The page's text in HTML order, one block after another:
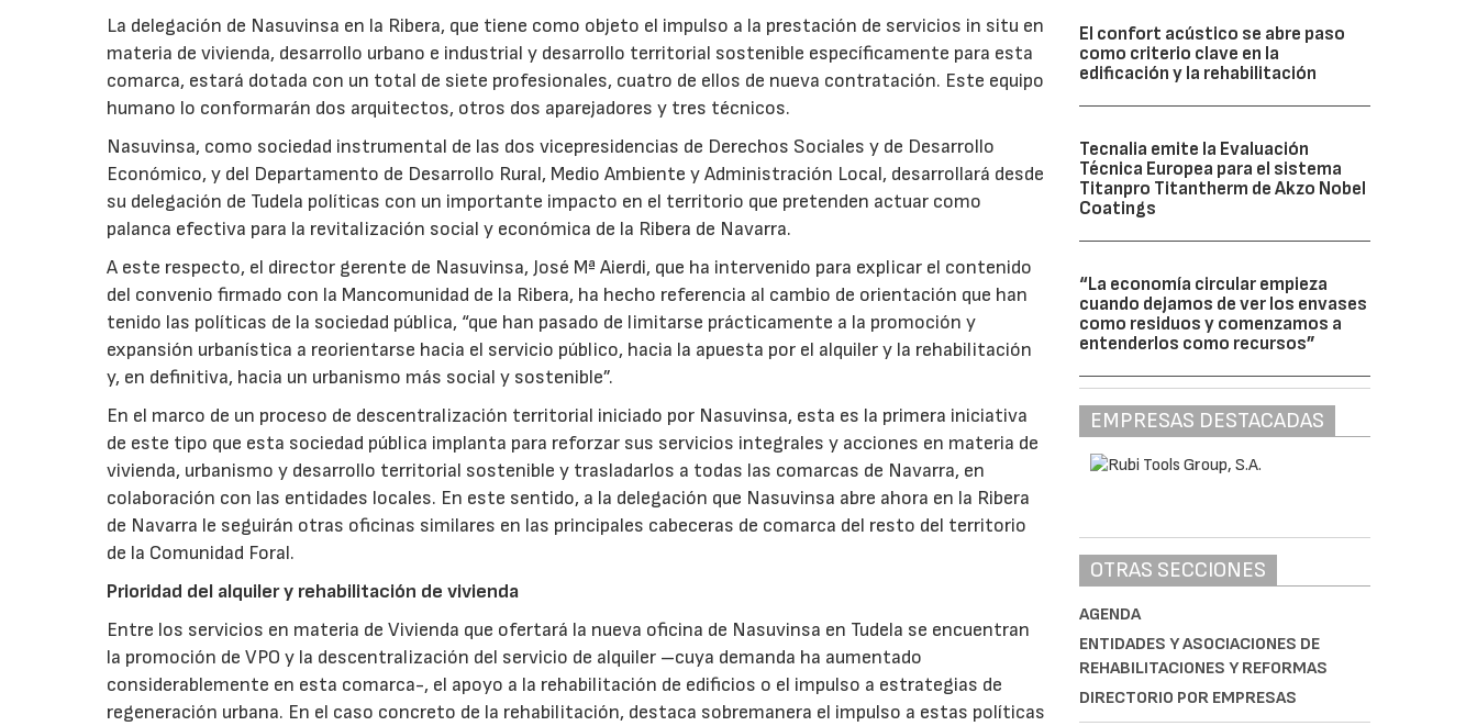
La delegación de Nasuvinsa en la Ribera, que tiene como objeto el impulso a la prestación de servicios in situ en
materia de vivienda, desarrollo urbano e industrial y desarrollo territorial sostenible específicamente para esta
comarca, estará dotada con un total de siete profesionales, cuatro de ellos de nueva contratación. Este equipo
humano lo conformarán dos arquitectos, otros dos aparejadores y tres técnicos.
Nasuvinsa, como sociedad instrumental de las dos vicepresidencias de Derechos Sociales y de Desarrollo
Económico, y del Departamento de Desarrollo Rural, Medio Ambiente y Administración Local, desarrollará desde
su delegación de Tudela políticas con un importante impacto en el territorio que pretenden actuar como
palanca efectiva para la revitalización social y económica de la Ribera de Navarra.
A este respecto, el director gerente de Nasuvinsa, José Mª Aierdi, que ha intervenido para explicar el contenido
del convenio firmado con la Mancomunidad de la Ribera, ha hecho referencia al cambio de orientación que han
tenido las políticas de la sociedad pública, “que han pasado de limitarse prácticamente a la promoción y
expansión urbanística a reorientarse hacia el servicio público, hacia la apuesta por el alquiler y la rehabilitación
y, en definitiva, hacia un urbanismo más social y sostenible”.
En el marco de un proceso de descentralización territorial iniciado por Nasuvinsa, esta es la primera iniciativa
de este tipo que esta sociedad pública implanta para reforzar sus servicios integrales y acciones en materia de
vivienda, urbanismo y desarrollo territorial sostenible y trasladarlos a todas las comarcas de Navarra, en
colaboración con las entidades locales. En este sentido, a la delegación que Nasuvinsa abre ahora en la Ribera
de Navarra le seguirán otras oficinas similares en las principales cabeceras de comarca del resto del territorio
de la Comunidad Foral.
Prioridad del alquiler y rehabilitación de vivienda
Entre los servicios en materia de Vivienda que ofertará la nueva oficina de Nasuvinsa en Tudela se encuentran
la promoción de VPO y la descentralización del servicio de alquiler –cuya demanda ha aumentado
considerablemente en esta comarca-, el apoyo a la rehabilitación de edificios o el impulso a estrategias de
regeneración urbana. En el caso concreto de la rehabilitación, destaca sobremanera el impulso a estas políticas
El confort acústico se abre paso
como criterio clave en la
edificación y la rehabilitación
Tecnalia emite la Evaluación
Técnica Europea para el sistema
Titanpro Titantherm de Akzo Nobel
Coatings
“La economía circular empieza
cuando dejamos de ver los envases
como residuos y comenzamos a
entenderlos como recursos”
EMPRESAS DESTACADAS
OTRAS SECCIONES
AGENDA
ENTIDADES Y ASOCIACIONES DE
REHABILITACIONES Y REFORMAS
DIRECTORIO POR EMPRESAS